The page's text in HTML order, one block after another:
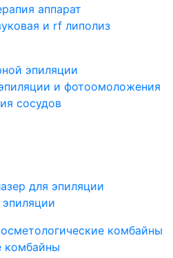
аппарат
и rf липолиз
эпиляции
и фотоомоложения
сосудов
для эпиляции
комбайны
комбайны